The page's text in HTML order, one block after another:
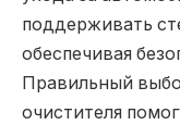
поддерживать
обеспечивая
Правильный
очистителя